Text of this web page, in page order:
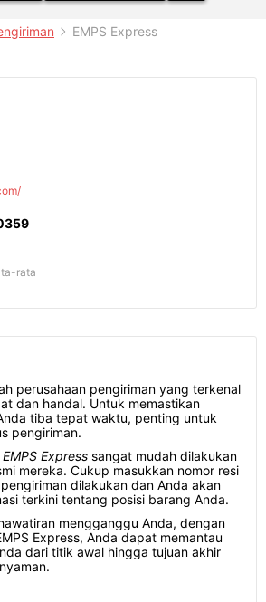
EMPS Express
rata
perusahaan pengiriman yang terkenal
dan handal. Untuk memastikan
tiba tepat waktu, penting untuk
pengiriman.
Express sangat mudah dilakukan
mereka. Cukup masukkan nomor resi
dilakukan dan Anda akan
terkini tentang posisi barang Anda.
mengganggu Anda, dengan
Express, Anda dapat memantau
dari titik awal hingga tujuan akhir